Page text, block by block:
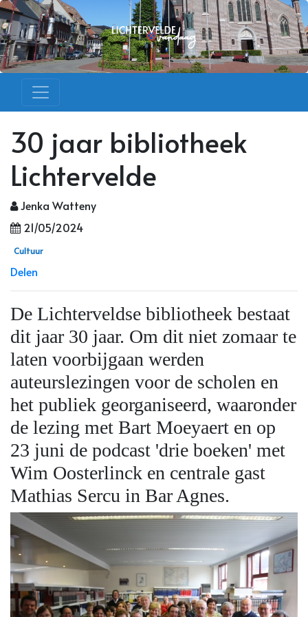
30 jaar bibliotheek
Lichtervelde
Jenka Watteny
21/05/2024
Cultuur
Delen
De Lichterveldse bibliotheek bestaat
dit jaar 30 jaar. Om dit niet zomaar te
laten voorbijgaan werden
auteurslezingen voor de scholen en
het publiek georganiseerd, waaronder
de lezing met Bart Moeyaert en op
23 juni de podcast 'drie boeken' met
Wim Oosterlinck en centrale gast
Mathias Sercu in Bar Agnes.